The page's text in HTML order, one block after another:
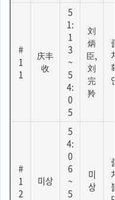
#
1
1
庆丰
收
5
1:
1
3
~
5
4:
0
5
刘
炳
臣,
刘
完
羚
출
처
확
인
#
1
2
미상
5
4:
0
6
~
5
미
상
출
처
불